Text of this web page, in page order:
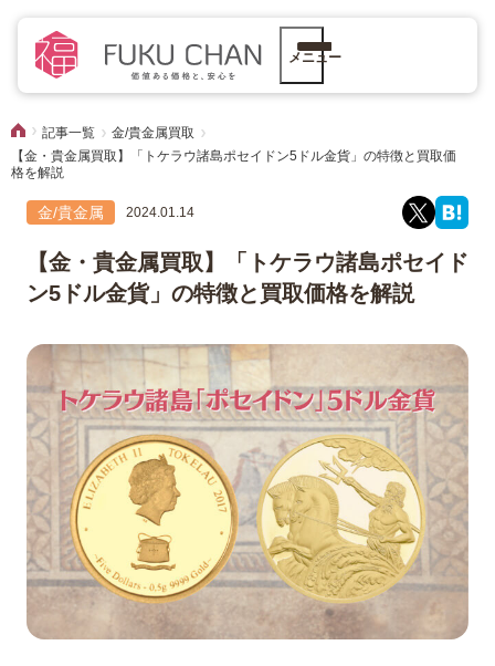
メニュー
記事一覧
金/貴金属買取
【金・貴金属買取】「トケラウ諸島ポセイドン5ドル金貨」の特徴と買取価
格を解説
金/貴金属 2024.01.14
【金・貴金属買取】「トケラウ諸島ポセイド
ン5ドル金貨」の特徴と買取価格を解説